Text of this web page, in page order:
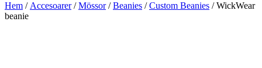
Hem / Accesoarer/Mössor/Beanies /Custom Beanies / WickWear
beanie